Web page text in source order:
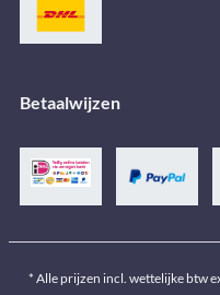
Betaalwijzen
* Alle prijzen incl. wettelijke btw